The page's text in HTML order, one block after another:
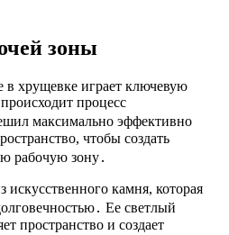
зоны
в хрущевке играет ключевую
процесс
максимально эффективно
чтобы создать
рабочую зону․
камня, которая
Ее светлый
пространство и создает